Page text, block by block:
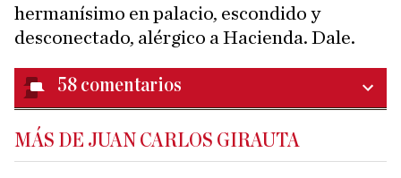
hermanísimo en palacio, escondido y
desconectado, alérgico a Hacienda. Dale.
58 comentarios
MÁS DE JUAN CARLOS GIRAUTA